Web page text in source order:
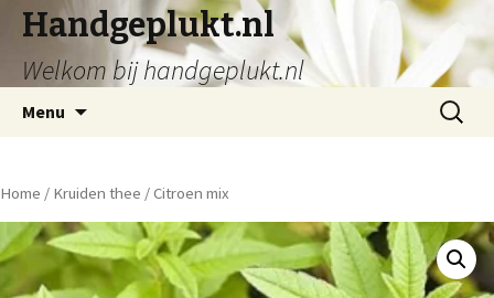
Handgeplukt.nl
Welkom bij handgeplukt.nl
Menu
Zoeken
naar:
Home / Kruiden thee / Citroen mix